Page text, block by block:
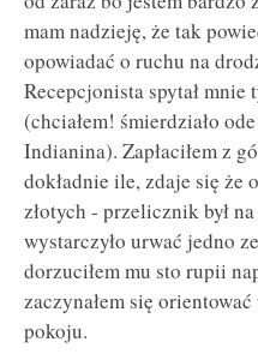
mam nadzieję, że tak
opowiadać o ruchu na
Recepcjonista spytał
(chciałem! śmierdziało
Indianina). Zapłaciłem z
dokładnie ile, zdaje się że
złotych - przelicznik był
wystarczyło urwać jedno
dorzuciłem mu sto rupii
zaczynałem się
pokoju.